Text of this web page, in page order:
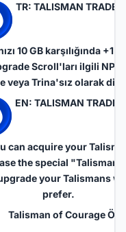
TR: TALISMAN TRADER
10 GB karşılığında
Scroll'ları ilgili
veya Trina'sız olarak
EN: TALISMAN
can acquire your
the special "Talisman
your Talismans
prefer.
Talisman of Courage